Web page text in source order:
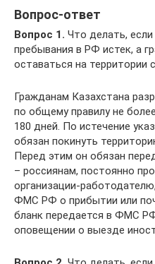
Вопрос-ответ
Вопрос 1. Что делать,
пребывания в РФ истек, а
оставаться на территории
Гражданам Казахстана
по общему правилу не
180 дней. По истечение
обязан покинуть
Перед этим он обязан
– россиянам, постоянно
организации-
ФМС РФ о прибытии или
бланк передается в ФМС
оповещении о выезде